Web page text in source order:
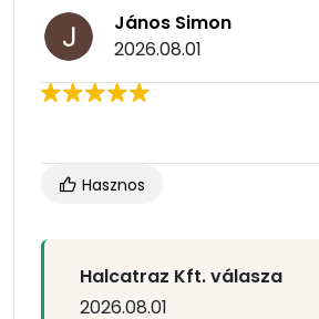
János Simon
2026.08.01
Hasznos
Halcatraz Kft. válasza
2026.08.01